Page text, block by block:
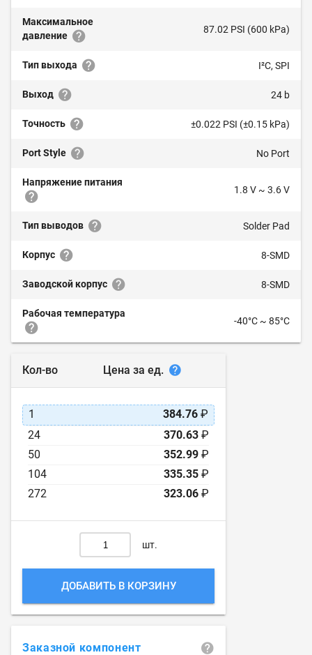
Максимальное
давление
87.02 PSI (600 kPa)
Тип выхода I²C, SPI
Выход 24 b
Точность ±0.022 PSI (±0.15 kPa)
Port Style No Port
Напряжение питания
1.8 V ~ 3.6 V
Тип выводов Solder Pad
Корпус 8-SMD
Заводской корпус 8-SMD
Рабочая температура
-40°C ~ 85°C
Кол-во Цена за ед.
1 384.76 ₽
24
370.63 ₽
50
352.99 ₽
104
335.35 ₽
272
323.06 ₽
шт.
ДОБАВИТЬ В КОРЗИНУ
Заказной компонент